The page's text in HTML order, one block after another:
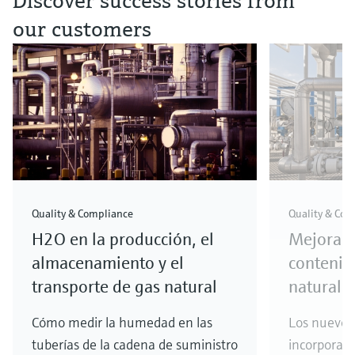
our customers
Quality & Compliance
H2O en la producción, el
almacenamiento y el
transporte de gas natural
Cómo medir la humedad en las
tuberías de la cadena de suministro
Quality &
Mejora
natural
Los
incorporan